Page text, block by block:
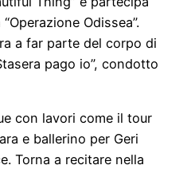
Odissea”.
a far parte del corpo di
pago io”, condotto
con lavori come il tour
e ballerino per Geri
Torna a recitare nella